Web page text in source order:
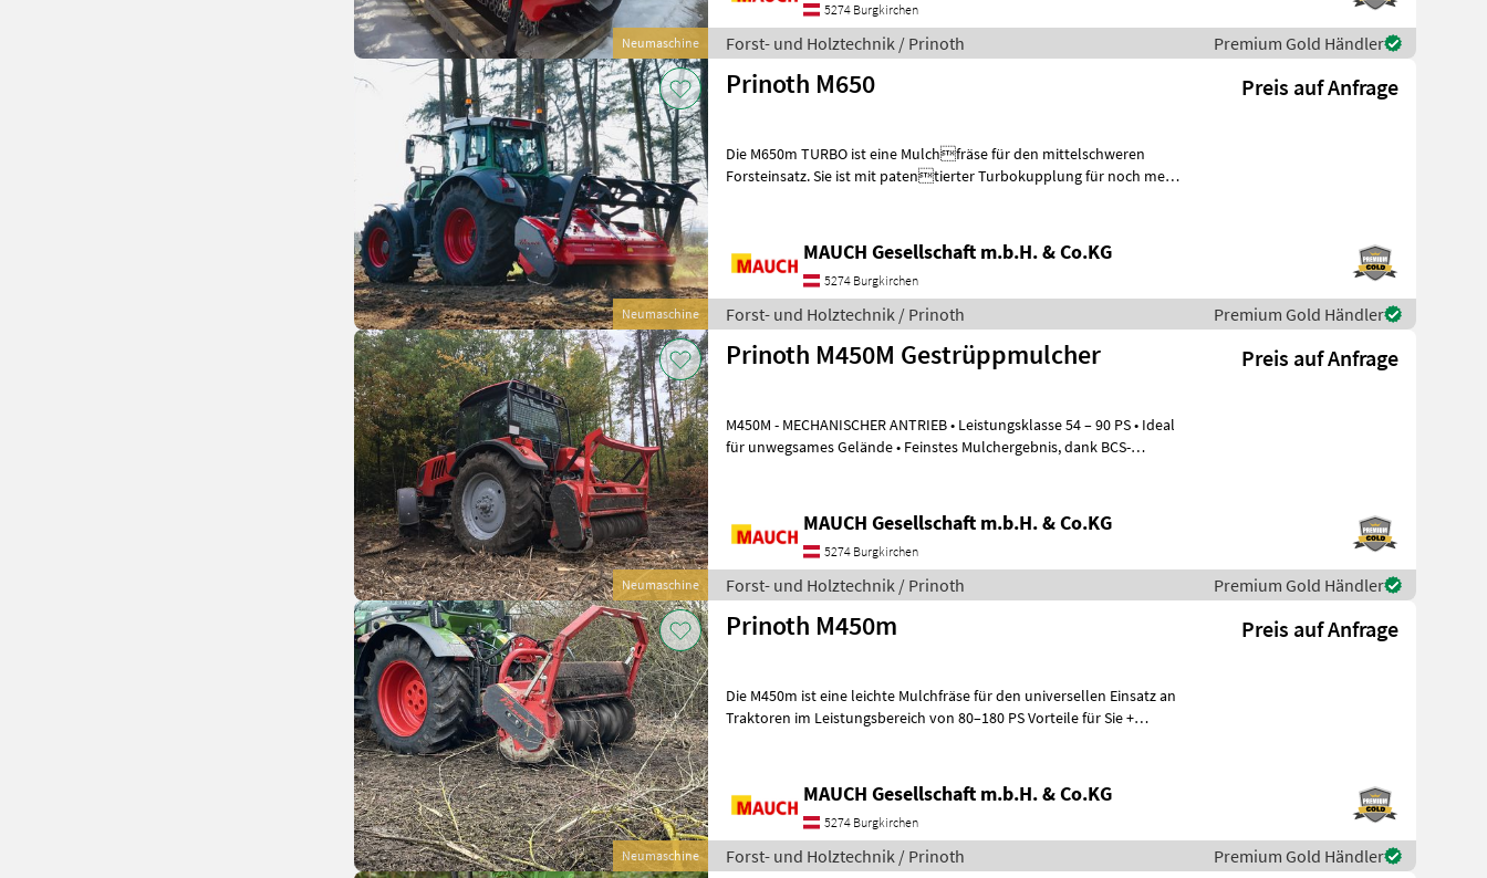
Neumaschine
5274 Burgkirchen
Forst- und Holztechnik / Prinoth Premium Gold Händler
Neumaschine
Prinoth M650 Preis auf Anfrage
Die M650m TURBO ist eine Mulchfräse für den mittelschweren
Forsteinsatz. Sie ist mit patentierter Turbokupplung für noch mehr
MAUCH Gesellschaft m.b.H. & Co.KG
5274 Burgkirchen
Forst- und Holztechnik / Prinoth Premium Gold Händler
Neumaschine
Prinoth M450M Gestrüppmulcher Preis auf Anfrage
M450M - MECHANISCHER ANTRIEB • Leistungsklasse 54 – 90 PS • Ideal
für unwegsames Gelände • Feinstes Mulchergebnis, dank BCS-
MAUCH Gesellschaft m.b.H. & Co.KG
5274 Burgkirchen
Forst- und Holztechnik / Prinoth Premium Gold Händler
Neumaschine
Prinoth M450m Preis auf Anfrage
Die M450m ist eine leichte Mulchfräse für den universellen Einsatz an
Traktoren im Leistungsbereich von 80–180 PS Vorteile für Sie +
MAUCH Gesellschaft m.b.H. & Co.KG
5274 Burgkirchen
Forst- und Holztechnik / Prinoth Premium Gold Händler